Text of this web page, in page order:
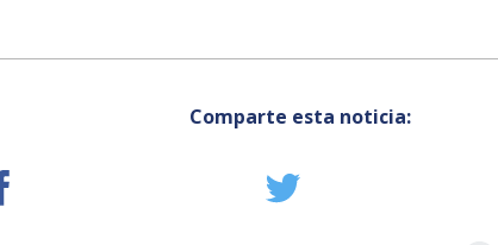
Comparte esta noticia: